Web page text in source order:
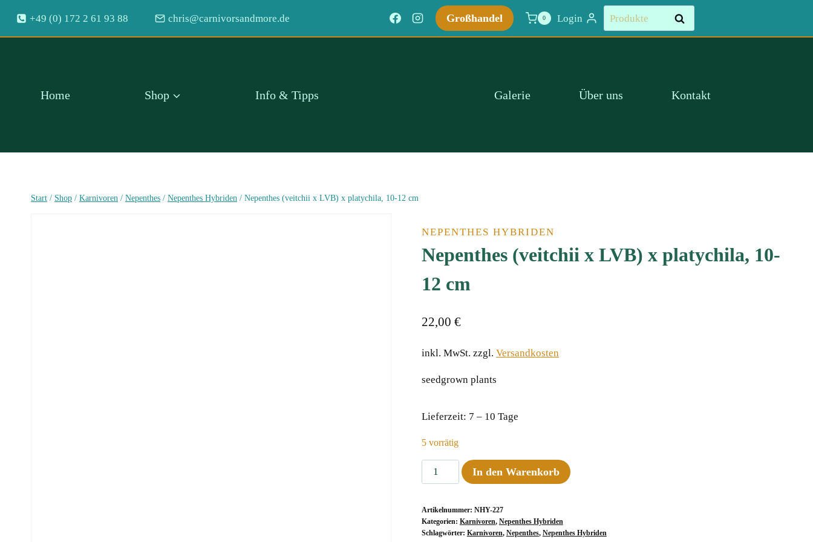
Inhalt
springen
+49 (0) 172 2 61 93 88 chris@carnivorsandmore.de Großhandel 0 Login
Suchen
nach:
Suchen
Home Shop Info & Tipps Galerie Über uns Kontakt
Start / Shop / Karnivoren / Nepenthes / Nepenthes Hybriden / Nepenthes (veitchii x LVB) x platychila, 10-12 cm
NEPENTHES HYBRIDEN
Nepenthes (veitchii x LVB) x platychila, 10-
12 cm
22,00 €
inkl. MwSt. zzgl. Versandkosten
seedgrown plants
Lieferzeit: 7 – 10 Tage
5 vorrätig
Nepenthes
(veitchii
LVB)
x
In den Warenkorb
Artikelnummer: NHY-227
Kategorien: Karnivoren, Nepenthes Hybriden
Schlagwörter: Karnivoren, Nepenthes, Nepenthes Hybriden